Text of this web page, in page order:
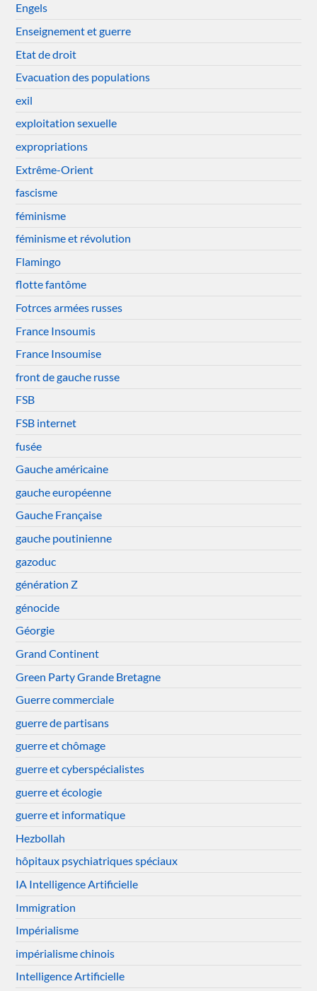
Engels
Enseignement et guerre
Etat de droit
Evacuation des populations
exil
exploitation sexuelle
expropriations
Extrême-Orient
fascisme
féminisme
féminisme et révolution
Flamingo
flotte fantôme
Fotrces armées russes
France Insoumis
France Insoumise
front de gauche russe
FSB
FSB internet
fusée
Gauche américaine
gauche européenne
Gauche Française
gauche poutinienne
gazoduc
génération Z
génocide
Géorgie
Grand Continent
Green Party Grande Bretagne
Guerre commerciale
guerre de partisans
guerre et chômage
guerre et cyberspécialistes
guerre et écologie
guerre et informatique
Hezbollah
hôpitaux psychiatriques spéciaux
IA Intelligence Artificielle
Immigration
Impérialisme
impérialisme chinois
Intelligence Artificielle